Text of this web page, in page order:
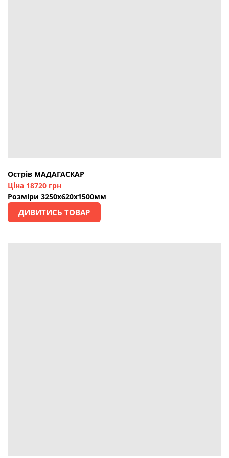
Острів МАДАГАСКАР
Ціна 18720 грн
Розміри 3250х620х1500мм
ДИВИТИСЬ ТОВАР